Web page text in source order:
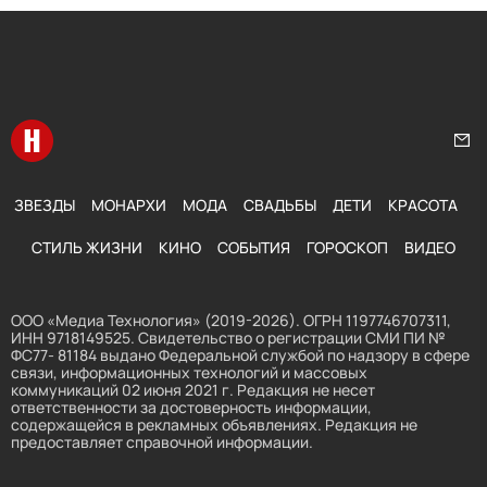
Перейти на главную
ЗВЕЗДЫ МОНАРХИ МОДА СВАДЬБЫ ДЕТИ КРАСОТА
СТИЛЬ ЖИЗНИ КИНО СОБЫТИЯ ГОРОСКОП ВИДЕО
ООО «Медиа Технология» (2019-2026). ОГРН 1197746707311,
ИНН 9718149525. Свидетельство о регистрации СМИ ПИ №
ФС77- 81184 выдано Федеральной службой по надзору в сфере
связи, информационных технологий и массовых
коммуникаций 02 июня 2021 г. Редакция не несет
ответственности за достоверность информации,
содержащейся в рекламных объявлениях. Редакция не
предоставляет справочной информации.